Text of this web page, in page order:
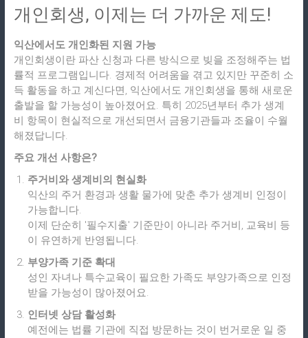
개인회생, 이제는 더 가까운 제도!
익산에서도 개인화된 지원 가능
개인회생이란 파산 신청과 다른 방식으로 빚을 조정해주는 법
률적 프로그램입니다. 경제적 어려움을 겪고 있지만 꾸준히 소
득 활동을 하고 계신다면, 익산에서도 개인회생을 통해 새로운
출발을 할 가능성이 높아졌어요. 특히 2025년부터 추가 생계
비 항목이 현실적으로 개선되면서 금융기관들과 조율이 수월
해졌답니다.
주요 개선 사항은?
주거비와 생계비의 현실화
익산의 주거 환경과 생활 물가에 맞춘 추가 생계비 인정이
가능합니다.
이제 단순히 '필수지출' 기준만이 아니라 주거비, 교육비 등
이 유연하게 반영됩니다.
부양가족 기준 확대
성인 자녀나 특수교육이 필요한 가족도 부양가족으로 인정
받을 가능성이 많아졌어요.
인터넷 상담 활성화
예전에는 법률 기관에 직접 방문하는 것이 번거로운 일 중